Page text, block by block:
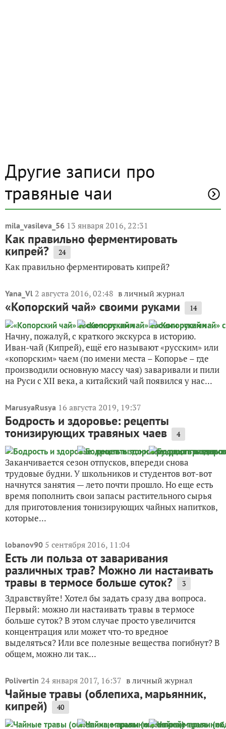
Другие записи про
травяные чаи
mila_vasileva_56 13 января 2016, 22:31
Как правильно ферментировать
кипрей? 24
Как правильно ферментировать кипрей?
Yana_Vl 2 августа 2016, 02:48 в личный журнал
«Копорский чай» своими руками 14
Начну, пожалуй, с краткого экскурса в историю.
Иван-чай (Кипрей), ещё его называют «русским» или
«копорским» чаем (по имени места – Копорье – где
производили основную массу чая) заваривали и пили
на Руси с XII века, а китайский чай появился у нас...
MarusyaRusya 16 августа 2019, 19:37
Бодрость и здоровье: рецепты
тонизирующих травяных чаев 4
Заканчивается сезон отпусков, впереди снова
трудовые будни. У школьников и студентов вот-вот
начнутся занятия — лето почти прошло. Но еще есть
время пополнить свои запасы растительного сырья
для приготовления тонизирующих чайных напитков,
которые...
lobanov90 5 сентября 2016, 11:04
Есть ли польза от заваривания
различных трав? Можно ли настаивать
травы в термосе больше суток? 3
Здравствуйте! Хотел бы задать сразу два вопроса.
Первый: можно ли настаивать травы в термосе
больше суток? В этом случае просто увеличится
концентрация или может что-то вредное
выделяться? Или все полезные вещества погибнут? В
общем, можно ли так...
Polivertin 24 января 2017, 16:37 в личный журнал
Чайные травы (облепиха, марьянник,
кипрей) 40